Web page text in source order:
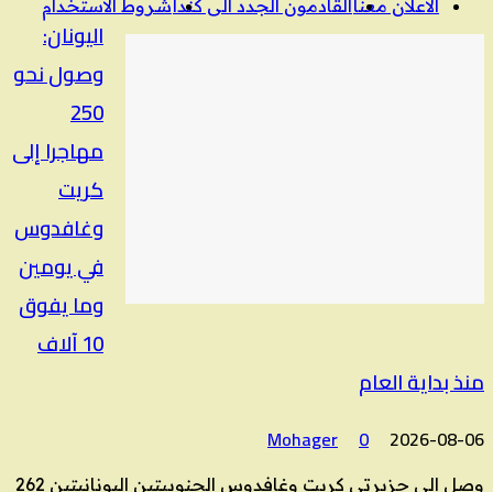
الاعلان معناالقادمون الجدد الى كنداشروط الاستخدام
اليونان:
وصول نحو
250
مهاجرا إلى
كريت
وغافدوس
في يومين
وما يفوق
10 آلاف
منذ بداية العام
2026-08-06
Mohager 0
وصل إلى جزيرتي كريت وغافدوس الجنوبيتين اليونانيتين 262